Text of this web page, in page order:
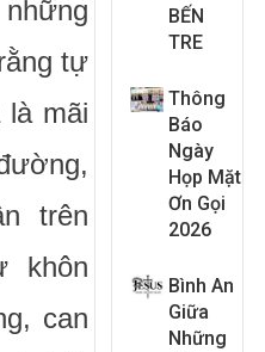
tự
là mãi
trên
khôn
can
BẾN
TRE
Thông
Báo
Ngày
Họp Mặt
Ơn Gọi
2026
Bình An
Giữa
Những